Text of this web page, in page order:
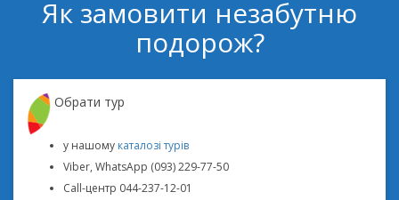
Як замовити незабутню
подорож?
Обрати тур
у нашому каталозі турів
Viber, WhatsApp (093) 229-77-50
Call-центр 044-237-12-01